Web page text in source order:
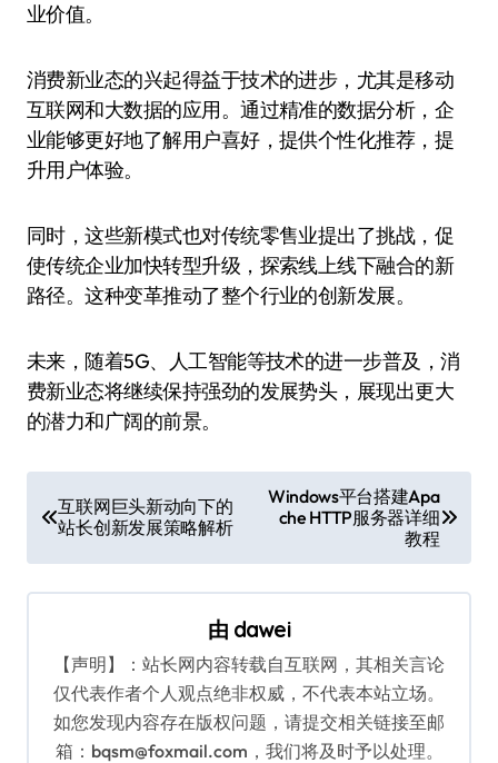
业价值。
消费新业态的兴起得益于技术的进步，尤其是移动
互联网和大数据的应用。通过精准的数据分析，企
业能够更好地了解用户喜好，提供个性化推荐，提
升用户体验。
同时，这些新模式也对传统零售业提出了挑战，促
使传统企业加快转型升级，探索线上线下融合的新
路径。这种变革推动了整个行业的创新发展。
未来，随着5G、人工智能等技术的进一步普及，消
费新业态将继续保持强劲的发展势头，展现出更大
的潜力和广阔的前景。
章
导
航
互联网巨头新动向下的
站长创新发展策略解析
Windows平台搭建Apa
che HTTP服务器详细
教程
由 dawei
【声明】：站长网内容转载自互联网，其相关言论
仅代表作者个人观点绝非权威，不代表本站立场。
如您发现内容存在版权问题，请提交相关链接至邮
箱：bqsm@foxmail.com，我们将及时予以处理。